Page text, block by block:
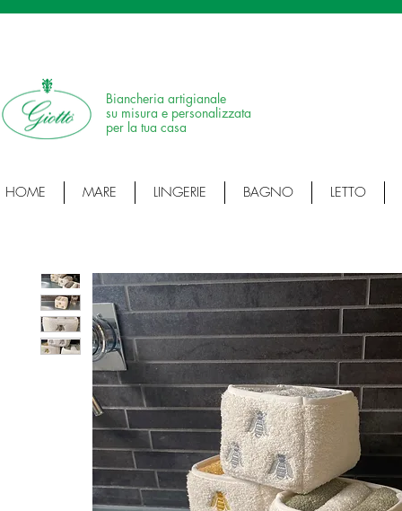
Biancheria artigianale
su misura e personalizzata
per la tua casa
HOME MARE LINGERIE BAGNO LETTO